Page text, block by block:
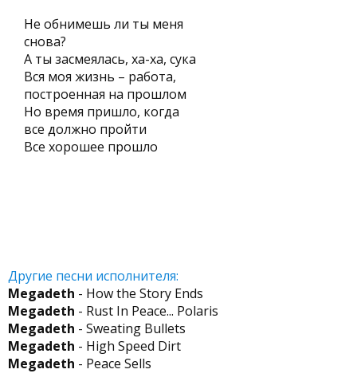
Не обнимешь ли ты меня
снова?
А ты засмеялась, ха-ха, сука
Вся моя жизнь – работа,
построенная на прошлом
Но время пришло, когда
все должно пройти
Все хорошее прошло
Другие песни исполнителя:
Megadeth - How the Story Ends
Megadeth - Rust In Peace... Polaris
Megadeth - Sweating Bullets
Megadeth - High Speed Dirt
Megadeth - Peace Sells